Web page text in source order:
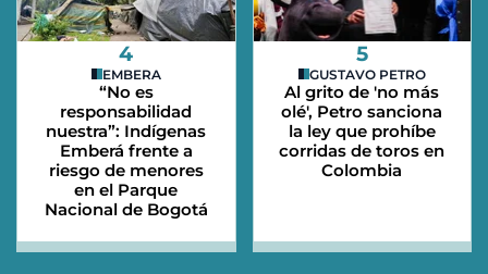
4
EMBERA
“No es
responsabilidad
nuestra”: Indígenas
Emberá frente a
riesgo de menores
en el Parque
Nacional de Bogotá
5
GUSTAVO PETRO
Al grito de 'no más
olé', Petro sanciona
la ley que prohíbe
corridas de toros en
Colombia